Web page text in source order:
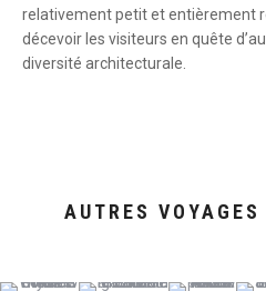
relativement petit et entièrement
décevoir les visiteurs en quête
diversité architecturale.
AUTRES